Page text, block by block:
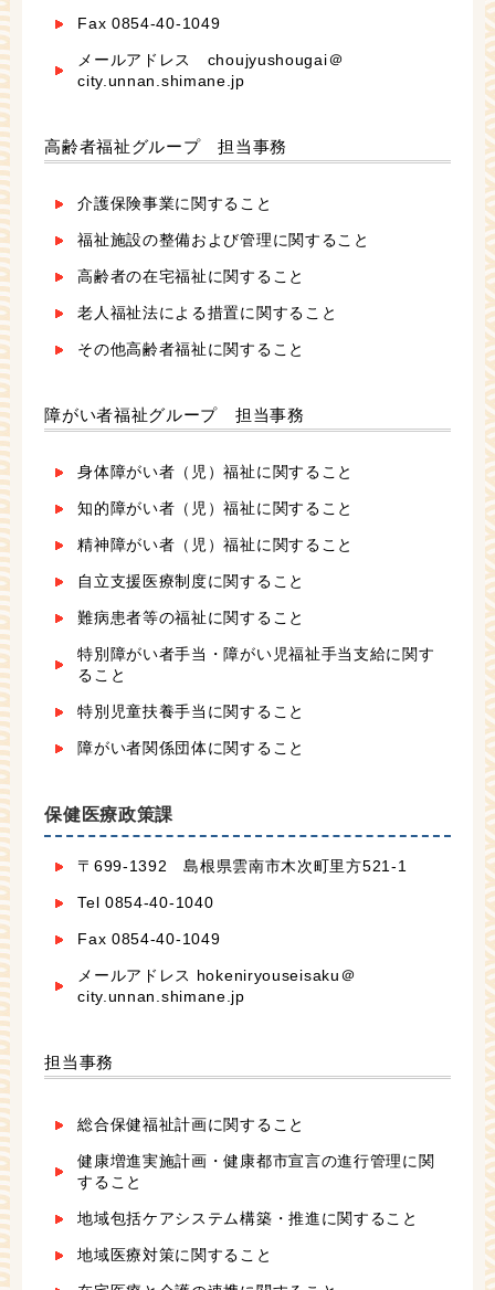
Fax 0854-40-1049
メールアドレス choujyushougai＠
city.unnan.shimane.jp
高齢者福祉グループ 担当事務
介護保険事業に関すること
福祉施設の整備および管理に関すること
高齢者の在宅福祉に関すること
老人福祉法による措置に関すること
その他高齢者福祉に関すること
障がい者福祉グループ 担当事務
身体障がい者（児）福祉に関すること
知的障がい者（児）福祉に関すること
精神障がい者（児）福祉に関すること
自立支援医療制度に関すること
難病患者等の福祉に関すること
特別障がい者手当・障がい児福祉手当支給に関す
ること
特別児童扶養手当に関すること
障がい者関係団体に関すること
保健医療政策課
〒699-1392 島根県雲南市木次町里方521-1
Tel 0854-40-1040
Fax 0854-40-1049
メールアドレス hokeniryouseisaku＠
city.unnan.shimane.jp
担当事務
総合保健福祉計画に関すること
健康増進実施計画・健康都市宣言の進行管理に関
すること
地域包括ケアシステム構築・推進に関すること
地域医療対策に関すること